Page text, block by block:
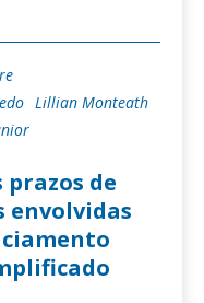
Lillian Monteath
prazos de
envolvidas